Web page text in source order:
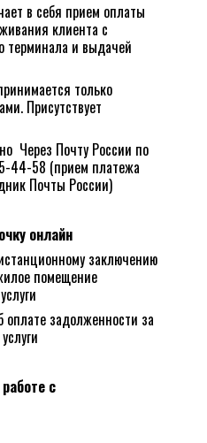
в себя прием оплаты
клиента с
терминала и выдачей
только
Присутствует
Через Почту России по
44-58 (прием платежа
Почты России)
онлайн
заключению
помещение
оплате задолженности за
с